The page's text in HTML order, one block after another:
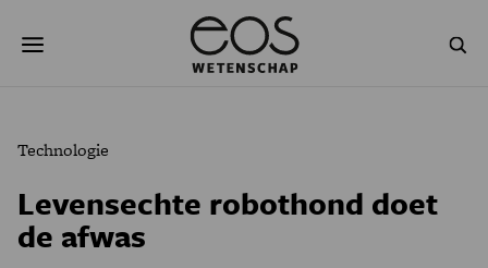
naar
NATUURWETENSCHAPPEN
Technologie
Levensechte robothond doet
de afwas